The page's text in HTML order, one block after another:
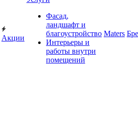
Акции
Фасад,
ландшафт и
благоустройство
Интерьеры и
работы внутри
помещений
Maters